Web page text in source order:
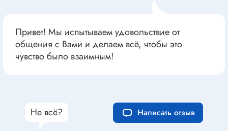
Привет! Мы испытываем удовольствие от
общения с Вами и делаем всё, чтобы это
чувство было взаимным!
Не всё? Написать отзыв